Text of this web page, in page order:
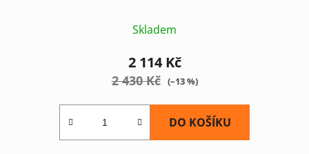
Skladem
2 114 Kč
2 430 Kč (–13 %)
DO KOŠÍKU